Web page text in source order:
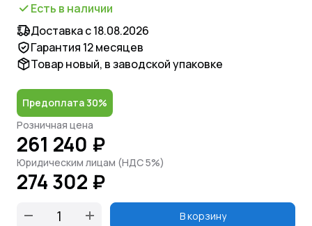
Есть в наличии
Доставка с 18.08.2026
Гарантия 12 месяцев
Товар новый, в заводской упаковке
Предоплата 30%
Розничная цена
261 240 ₽
Юридическим лицам (НДС 5%)
274 302 ₽
В корзину